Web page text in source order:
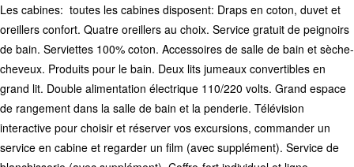
Les cabines: toutes les cabines disposent: Draps en coton, duvet et
oreillers confort. Quatre oreillers au choix. Service gratuit de peignoirs
de bain. Serviettes 100% coton. Accessoires de salle de bain et sèche-
cheveux. Produits pour le bain. Deux lits jumeaux convertibles en
grand lit. Double alimentation électrique 110/220 volts. Grand espace
de rangement dans la salle de bain et la penderie. Télévision
interactive pour choisir et réserver vos excursions, commander un
service en cabine et regarder un film (avec supplément). Service de